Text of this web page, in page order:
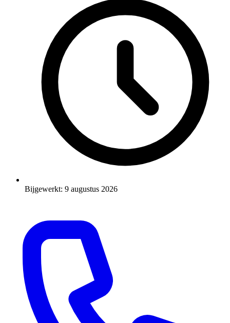
Bijgewerkt: 9 augustus 2026